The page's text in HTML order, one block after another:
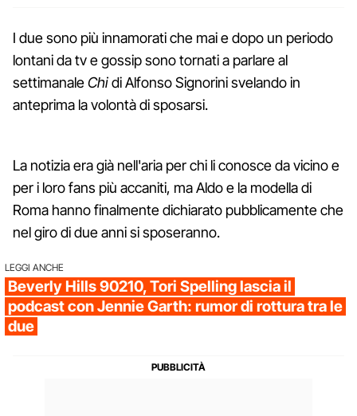
I due sono più innamorati che mai e dopo un periodo
lontani da tv e gossip sono tornati a parlare al
settimanaleChidi Alfonso Signorini svelando in
anteprima la volontà di sposarsi.
La notizia era già nell'aria per chi li conosce da vicino e
per i loro fans più accaniti, ma Aldo e la modella di
Roma hanno finalmente dichiarato pubblicamente che
nel giro di due anni si sposeranno.
LEGGI ANCHE
Beverly Hills 90210, Tori Spelling lascia il
podcast con Jennie Garth: rumor di rottura tra le
due